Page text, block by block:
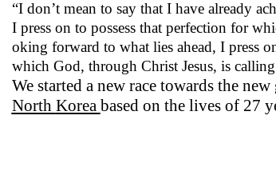
“I don’t mean to say that I have already
I press on to possess that perfection for
oking forward to what lies ahead, I press
which God, through Christ Jesus, is
We started a new race towards the new
North Korea based on the lives of 27